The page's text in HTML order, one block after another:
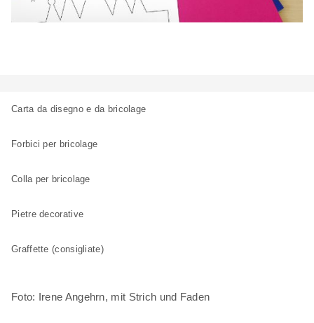
Carta da disegno e da bricolage
Forbici per bricolage
Colla per bricolage
Pietre decorative
Graffette (consigliate)
Foto: Irene Angehrn, mit Strich und Faden